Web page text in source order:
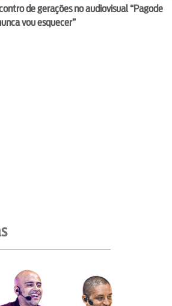
de gerações no audiovisual “Pagode
vou esquecer”